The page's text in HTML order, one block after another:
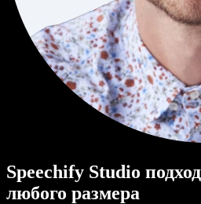
Speechify Studio
любого размера